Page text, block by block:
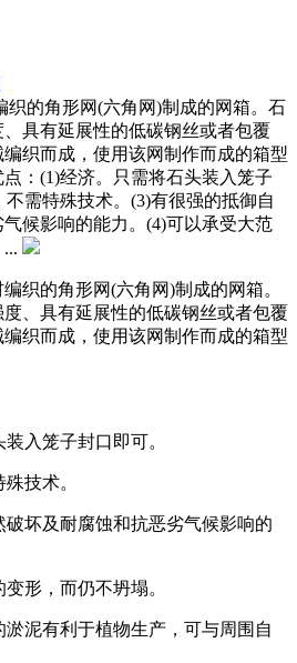
织的角形网(六角网)制成的网箱。石
具有延展性的低碳钢丝或者包覆
织而成，使用该网制作而成的箱型
：(1)经济。只需将石头装入笼子
需特殊技术。(3)有很强的抵御自
候影响的能力。(4)可以承受大范
织的角形网(六角网)制成的网箱。
、具有延展性的低碳钢丝或者包覆
织而成，使用该网制作而成的箱型
入笼子封口即可。
技术。
破坏及耐腐蚀和抗恶劣气候影响的
形，而仍不坍塌。
淤泥有利于植物生产，可与周围自